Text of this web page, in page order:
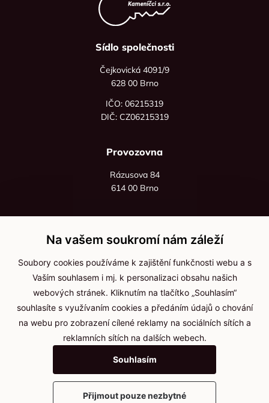
Sídlo společnosti
Čejkovická 4091/9
628 00 Brno
IČO: 06215319
DIČ: CZ06215319
Provozovna
Rázusova 84
614 00 Brno
+420 736 535 066
Po - pá: 8:00 - 16:00
info@jma-kam.cz
Důležité informace
Ochrana osobních údajů
Cookies
Na vašem soukromí nám záleží
Soubory cookies používáme k zajištění funkčnosti webu a s
Vaším souhlasem i mj. k personalizaci obsahu našich
webových stránek. Kliknutím na tlačítko „Souhlasím“
souhlasíte s využívaním cookies a předáním údajů o chování
na webu pro zobrazení cílené reklamy na sociálních sítích a
reklamních sítích na dalších webech.
Souhlasím
Přijmout pouze nezbytné